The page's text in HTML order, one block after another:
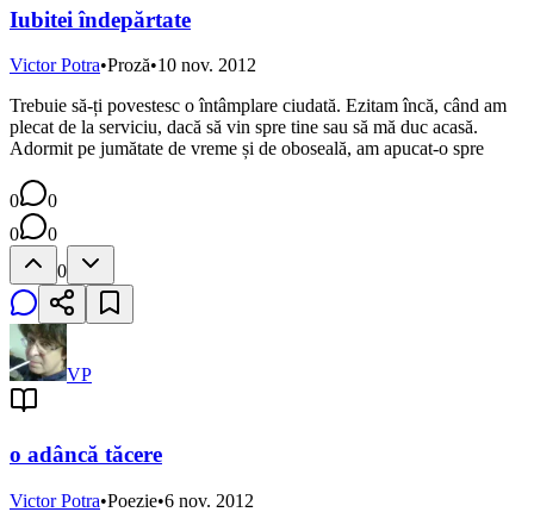
Iubitei îndepărtate
Victor Potra•Proză•10 nov. 2012
Trebuie să-ți povestesc o întâmplare ciudată. Ezitam încă, când am
plecat de la serviciu, dacă să vin spre tine sau să mă duc acasă.
Adormit pe jumătate de vreme și de oboseală, am apucat-o spre
0
0
0
0
0
VP
o adâncă tăcere
Victor Potra•Poezie•6 nov. 2012